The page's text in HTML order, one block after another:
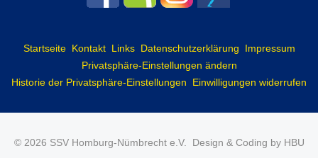
Startseite Kontakt Links Datenschutzerklärung
Impressum
Privatsphäre-Einstellungen ändern
Historie der Privatsphäre-Einstellungen
Einwilligungen widerrufen
© 2026 SSV Homburg-Nümbrecht e.V. Design & Coding by HBU